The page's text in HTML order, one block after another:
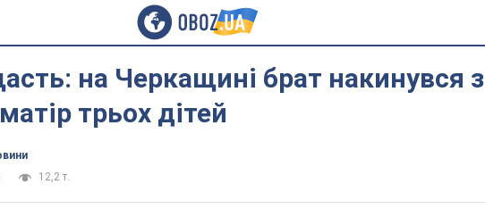
на Черкащині брат накинувся з
трьох дітей
12,2 т.